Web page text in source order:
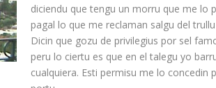
diciendu que tengu un morru que me lo
pagal lo que me reclaman salgu del
Dicin que gozu de privilegius por sel
peru lo ciertu es que en el talegu yo
cualquiera. Esti permisu me lo concedin